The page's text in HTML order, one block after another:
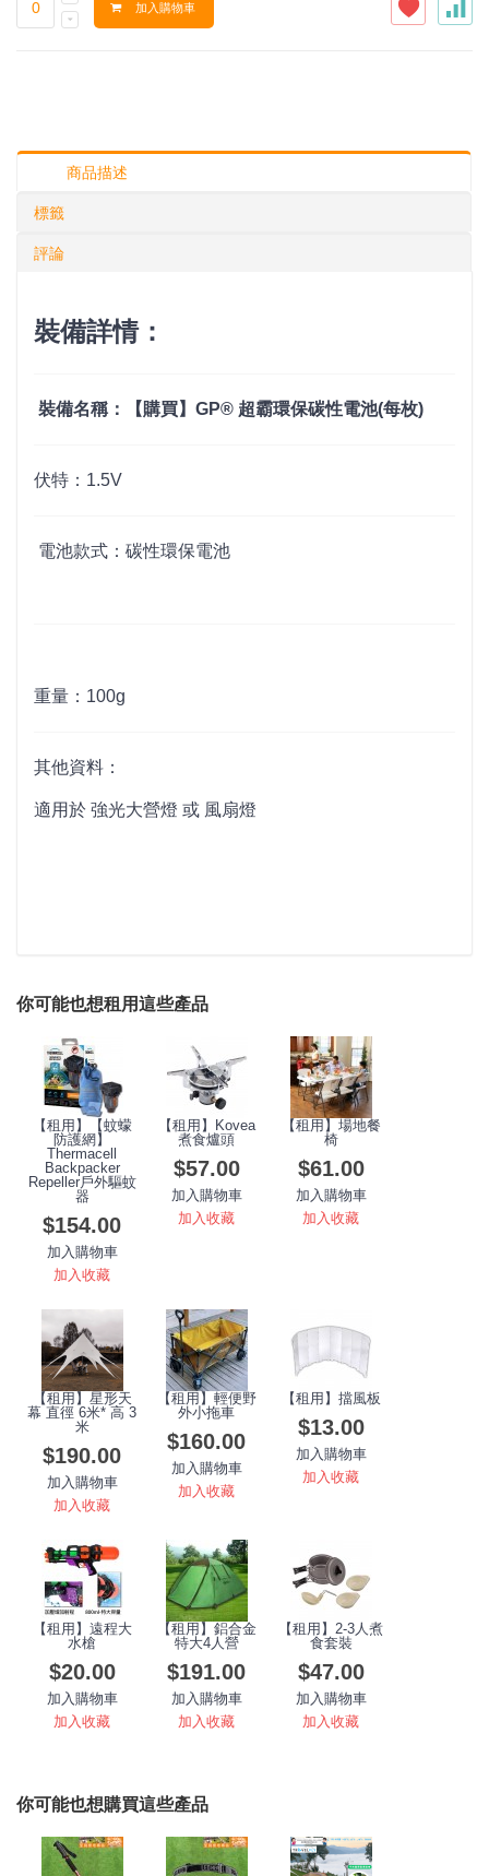
加入購物車
商品描述
標籤
評論
裝備詳情：
裝備名稱：【購買】GP® 超霸環保碳性電池(每枚)
伏特：1.5V
電池款式：碳性環保電池
重量：100g
其他資料：
適用於 強光大營燈 或 風扇燈
你可能也想租用這些產品
【租用】【蚊蠓
防護網】
Thermacell
Backpacker
Repeller戶外驅蚊
器
$154.00
加入購物車
加入收藏
【租用】Kovea
煮食爐頭
$57.00
加入購物車
加入收藏
【租用】場地餐
椅
$61.00
加入購物車
加入收藏
【租用】星形天
幕 直徑 6米* 高 3
米
$190.00
加入購物車
加入收藏
【租用】輕便野
外小拖車
$160.00
加入購物車
加入收藏
【租用】擋風板
$13.00
加入購物車
加入收藏
【租用】遠程大
水槍
$20.00
加入購物車
加入收藏
【租用】鋁合金
特大4人營
$191.00
加入購物車
加入收藏
【租用】2-3人煮
食套裝
$47.00
加入購物車
加入收藏
你可能也想購買這些產品